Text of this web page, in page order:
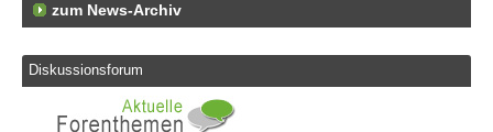
zum News-Archiv
Diskussionsforum